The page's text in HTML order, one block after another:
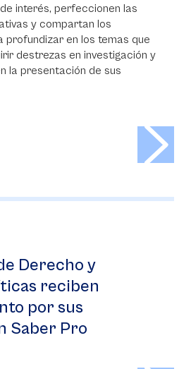
interés, perfeccionen las
y compartan los
profundizar en los temas que
destrezas en investigación y
la presentación de sus
Derecho y
reciben
por sus
Saber Pro